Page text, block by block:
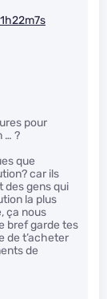
pour
… ?
que
car ils
des gens qui
la plus
ça nous
bref garde tes
de t’acheter
de